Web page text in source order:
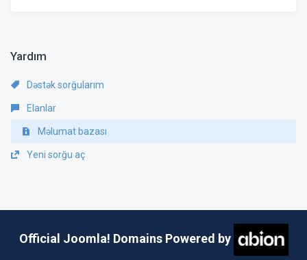
Yardım
Dəstək sorğularım
Elanlar
Məlumat bazası
Yeni sorğu aç
Official Joomla! Domains Powered by